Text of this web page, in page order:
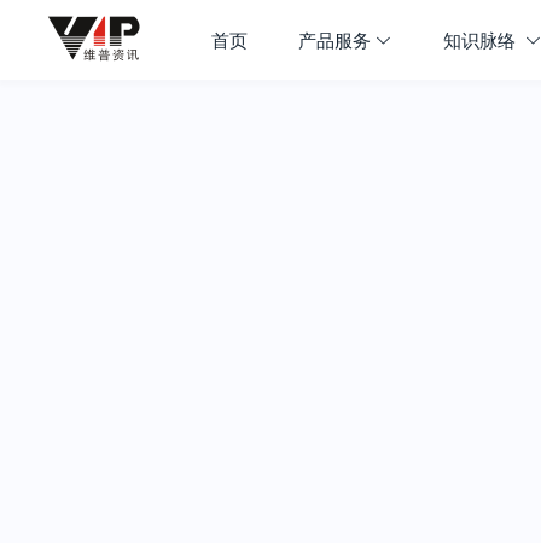
首页 产品服务 知识脉络